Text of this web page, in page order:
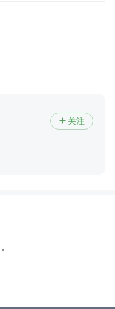
 关注